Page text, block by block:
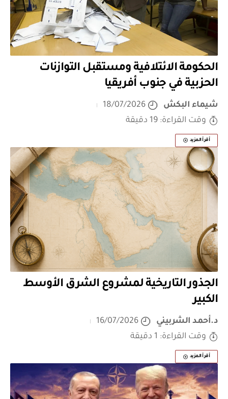
الحكومة الائتلافية ومستقبل التوازنات
الحزبية في جنوب أفريقيا
شيماء البكش
18/07/2026
وقت القراءة: 19 دقيقة
أقرأ المزيد
الجذور التاريخية لمشروع الشرق الأوسط
الكبير
د.أحمد الشربيني
16/07/2026
وقت القراءة: 1 دقيقة
أقرأ المزيد